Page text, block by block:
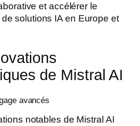
et accélérer le
solutions IA en Europe et
de Mistral AI
avancés
notables de Mistral AI